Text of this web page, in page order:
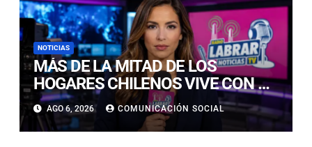
NOTICIAS
MÁS DE LA MITAD DE LOS
HOGARES CHILENOS VIVE CON UN
GATO: LAS CLAVES PARA
CUIDARLOS Y PREVENIR
PROBLEMAS DE SALUD
AGO 6, 2026 COMUNICACIÓN SOCIAL